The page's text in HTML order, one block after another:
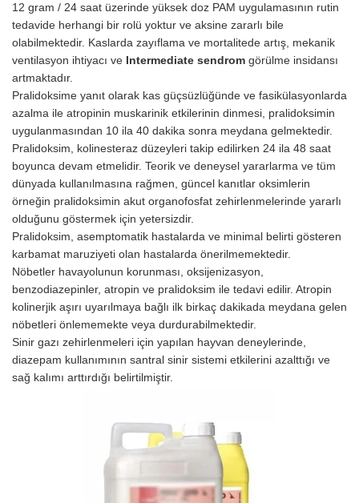
12 gram / 24 saat üzerinde yüksek doz PAM uygulamasının rutin
tedavide herhangi bir rolü yoktur ve aksine zararlı bile
olabilmektedir. Kaslarda zayıflama ve mortalitede artış, mekanik
ventilasyon ihtiyacı ve Intermediate sendrom görülme insidansı
artmaktadır.
Pralidoksime yanıt olarak kas güçsüzlüğünde ve fasikülasyonlarda
azalma ile atropinin muskarinik etkilerinin dinmesi, pralidoksimin
uygulanmasından 10 ila 40 dakika sonra meydana gelmektedir.
Pralidoksim, kolinesteraz düzeyleri takip edilirken 24 ila 48 saat
boyunca devam etmelidir. Teorik ve deneysel yararlarma ve tüm
dünyada kullanılmasına rağmen, güncel kanıtlar oksimlerin
örneğin pralidoksimin akut organofosfat zehirlenmelerinde yararlı
olduğunu göstermek için ye­tersizdir.
Pralidoksim, asemptomatik hastalarda ve minimal belirti gösteren
karbamat maruziyeti olan hastalarda önerilmemektedir.
Nöbetler havayolunun korunması, oksijenizasyon,
benzodiazepinler, atropin ve pralidoksim ile tedavi edilir. Atropin
kolinerjik aşırı uyarılmaya bağlı ilk birkaç dakikada meydana gelen
nöbetleri önle­memekte veya durdurabilmektedir.
Sinir gazı zehirlenmeleri için yapılan hayvan deneylerinde,
diazepam kullanımının santral sinir sistemi etki­lerini azalttığı ve
sağ kalımı arttırdığı belirtilmiştir.